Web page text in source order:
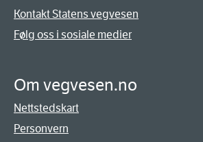
Kontakt Statens vegvesen
Følg oss i sosiale medier
Om vegvesen.no
Nettstedskart
Personvern